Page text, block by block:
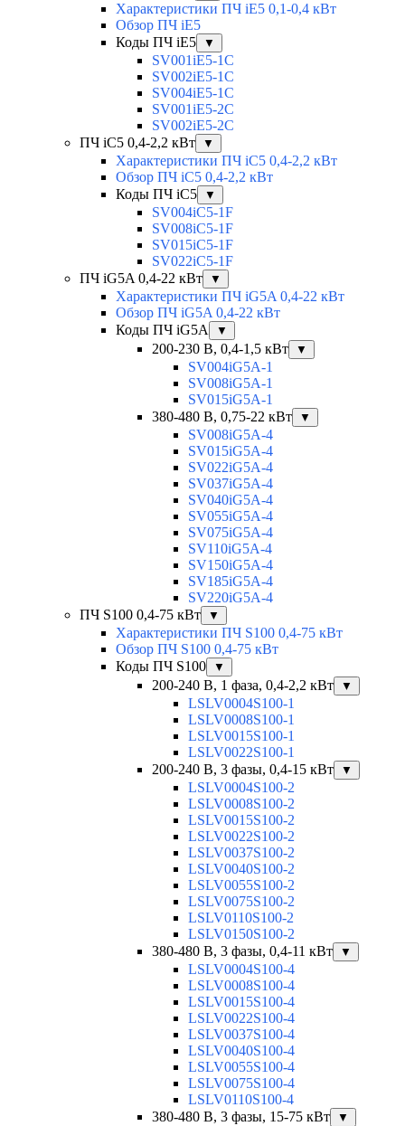
Характеристики ПЧ iE5 0,1-0,4 кВт
Обзор ПЧ iE5
Коды ПЧ iE5
▼
SV001iE5-1C
SV002iE5-1C
SV004iE5-1C
SV001iE5-2C
SV002iE5-2C
ПЧ iC5 0,4-2,2 кВт
▼
Характеристики ПЧ iC5 0,4-2,2 кВт
Обзор ПЧ iC5 0,4-2,2 кВт
Коды ПЧ iC5
▼
SV004iC5-1F
SV008iC5-1F
SV015iC5-1F
SV022iC5-1F
ПЧ iG5A 0,4-22 кВт
▼
Характеристики ПЧ iG5A 0,4-22 кВт
Обзор ПЧ iG5A 0,4-22 кВт
Коды ПЧ iG5A
▼
200-230 В, 0,4-1,5 кВт ▼
SV004iG5A-1
SV008iG5A-1
SV015iG5A-1
380-480 В, 0,75-22 кВт
▼
SV008iG5A-4
SV015iG5A-4
SV022iG5A-4
SV037iG5A-4
SV040iG5A-4
SV055iG5A-4
SV075iG5A-4
SV110iG5A-4
SV150iG5A-4
SV185iG5A-4
SV220iG5A-4
ПЧ S100 0,4-75 кВт
▼
Характеристики ПЧ S100 0,4-75 кВт
Обзор ПЧ S100 0,4-75 кВт
Коды ПЧ S100
▼
200-240 В, 1 фаза, 0,4-2,2 кВт ▼
LSLV0004S100-1
LSLV0008S100-1
LSLV0015S100-1
LSLV0022S100-1
200-240 В, 3 фазы, 0,4-15 кВт
▼
LSLV0004S100-2
LSLV0008S100-2
LSLV0015S100-2
LSLV0022S100-2
LSLV0037S100-2
LSLV0040S100-2
LSLV0055S100-2
LSLV0075S100-2
LSLV0110S100-2
LSLV0150S100-2
380-480 В, 3 фазы, 0,4-11 кВт
▼
LSLV0004S100-4
LSLV0008S100-4
LSLV0015S100-4
LSLV0022S100-4
LSLV0037S100-4
LSLV0040S100-4
LSLV0055S100-4
LSLV0075S100-4
LSLV0110S100-4
380-480 В, 3 фазы, 15-75 кВт
▼